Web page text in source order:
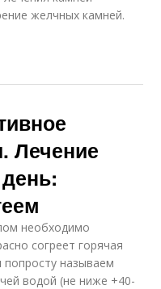
желчных камней.
Лечение
необходимо
согреет горячая
называем
водой (не ниже +40-